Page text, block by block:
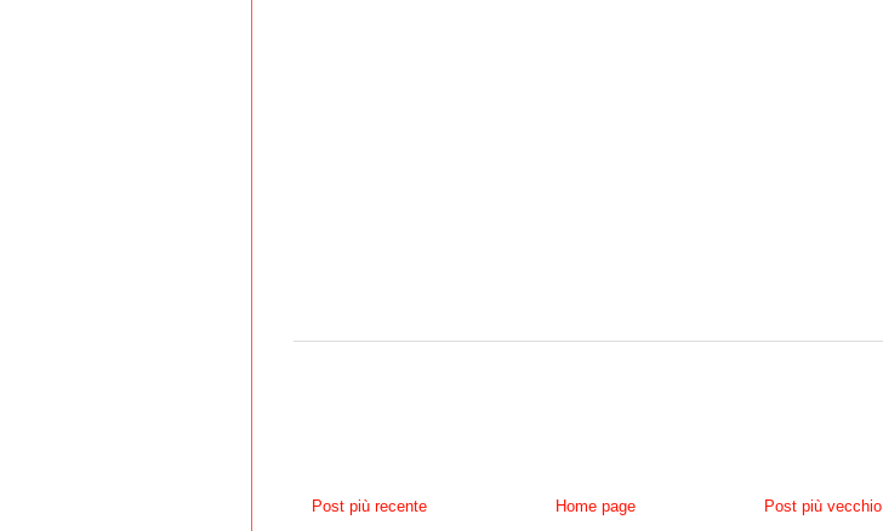
Post più recente Post più vecchio
Home page